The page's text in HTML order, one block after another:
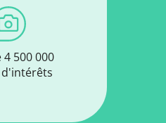
4 500 000